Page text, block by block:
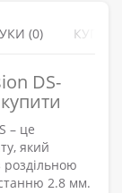
(0)
DS-
– це
який
роздільною
2.8 мм.